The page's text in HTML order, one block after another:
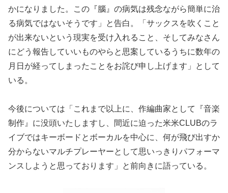
かになりました。この『腦』の病気は残念ながら簡単に治
る病気ではないそうです」と告白。「サックスを吹くこと
が出来ないという現実を受け入れること、そしてみなさん
にどう報告していいものやらと思案しているうちに数年の
月日が経ってしまったことをお詫び申し上げます」として
いる。
今後については「これまで以上に、作編曲家として『音楽
制作』に没頭いたしますし、間近に迫った米米CLUBのラ
イブではキーボードとボーカルを中心に、何が飛び出すか
分からないマルチプレーヤーとして思いっきりパフォーマ
ンスしようと思っております」と前向きに語っている。